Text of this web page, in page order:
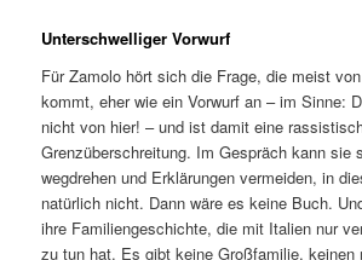
Unterschwelliger Vorwurf
Für Zamolo hört sich die Frage, die meist
kommt, eher wie ein Vorwurf an – im Sinne:
nicht von hier! – und ist damit eine
Grenzüberschreitung. Im Gespräch kann sie
wegdrehen und Erklärungen vermeiden, in
natürlich nicht. Dann wäre es keine Buch.
ihre Familiengeschichte, die mit Italien nur
zu tun hat. Es gibt keine Großfamilie, keinen